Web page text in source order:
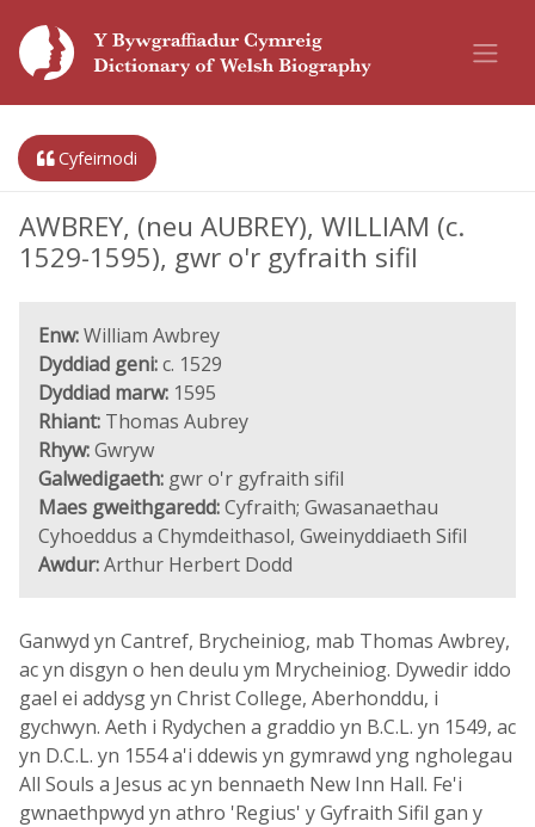
Cyfeirnodi
AWBREY, (neu AUBREY), WILLIAM (c.
1529-1595), gwr o'r gyfraith sifil
Enw:William Awbrey
Dyddiad geni:c. 1529
Dyddiad marw: 1595
Rhiant: Thomas Aubrey
Rhyw:Gwryw
Galwedigaeth: gwr o'r gyfraith sifil
Maes gweithgaredd:Cyfraith; Gwasanaethau
Cyhoeddus a Chymdeithasol, Gweinyddiaeth Sifil
Awdur:Arthur Herbert Dodd
Ganwyd yn Cantref, Brycheiniog, mab Thomas Awbrey,
ac yn disgyn o hen deulu ym Mrycheiniog. Dywedir iddo
gael ei addysg yn Christ College, Aberhonddu, i
gychwyn. Aeth i Rydychen a graddio yn B.C.L. yn 1549, ac
yn D.C.L. yn 1554 a'i ddewis yn gymrawd yng ngholegau
All Souls a Jesus ac yn bennaeth New Inn Hall. Fe'i
gwnaethpwyd yn athro 'Regius' y Gyfraith Sifil gan y